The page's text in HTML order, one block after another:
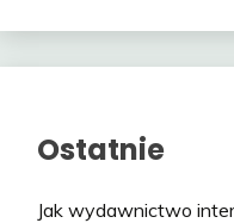
Ostatnie
Jak wydawnictwo